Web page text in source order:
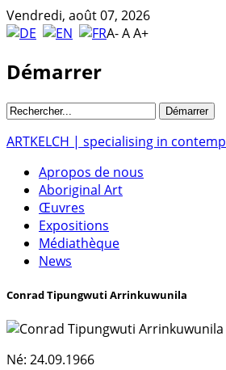
Vendredi, août 07, 2026
A-AA+
Démarrer
ARTKELCH | specialising in
Apropos de nous
Aboriginal Art
Œuvres
Expositions
Médiathèque
News
Conrad Tipungwuti Arrinkuwunila
Né: 24.09.1966